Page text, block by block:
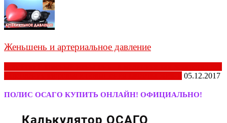
Женьшень и артериальное давление
05.12.2017
ПОЛИС ОСАГО КУПИТЬ ОНЛАЙН! ОФИЦИАЛЬНО!